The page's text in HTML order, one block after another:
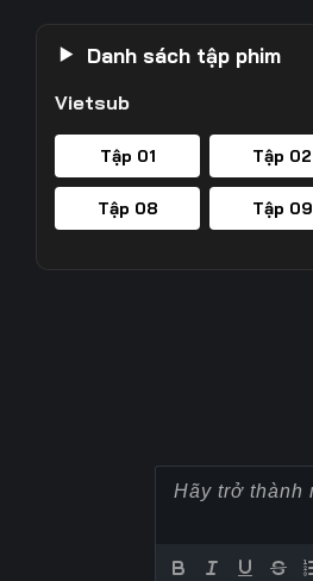
Danh sách tập phim
Vietsub
Tập 01 Tập 02
Tập 08 Tập 09